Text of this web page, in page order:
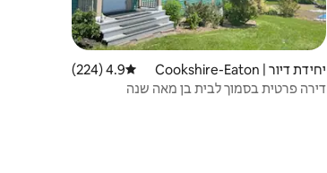
יחידת דיור | Cookshire-Eaton דירוג ממוצע של 4.9 מתוך 5, 224 ביקורות
4.9 (224)
דירה פרטית בסמוך לבית בן מאה שנה